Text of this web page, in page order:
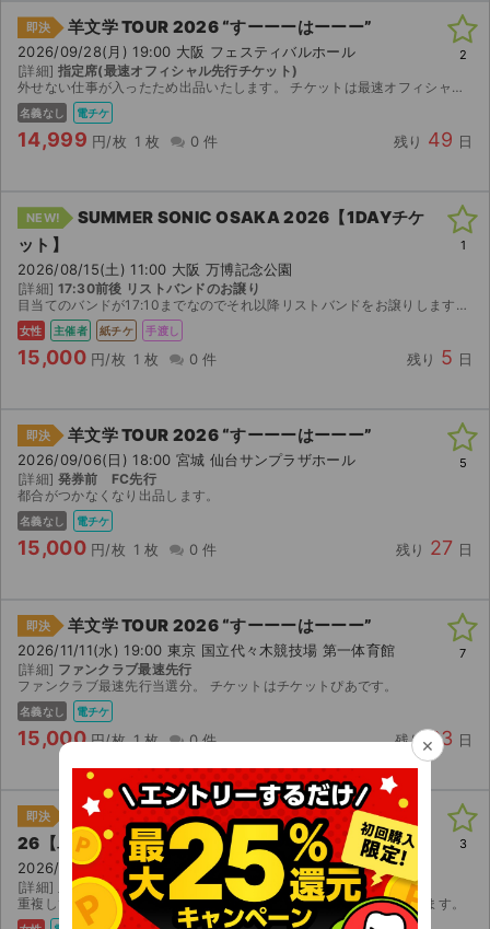
即決 羊文学 TOUR 2026 “すーーーはーーー”
2026/09/28(月) 19:00 大阪 フェスティバルホール
[詳細] 指定席(最速オフィシャル先行チケット)
外せない仕事が入ったため出品いたします。 チケットは最速オフィシャル先行で取ったものです。 チケットぴあより電子チケットを分配いたします。 分配開始は公演1週間前の9月21日10時からですので、...
名義なし 電チケ
14,999 円/枚 1 枚 0 件 残り 49 日
2
NEW!
SUMMER SONIC OSAKA 2026【1DAYチケ
ット】
2026/08/15(土) 11:00 大阪 万博記念公園
[詳細] 17:30前後 リストバンドのお譲り
目当てのバンドが17:10までなのでそれ以降リストバンドをお譲りします。また、他でも出品している為お取引の前に一度コメントいただけたらと思います。よろしくお願いいたします。
女性 主催者 紙チケ 手渡し
15,000 円/枚 1 枚 0 件 残り 5 日
1
即決 羊文学 TOUR 2026 “すーーーはーーー”
2026/09/06(日) 18:00 宮城 仙台サンプラザホール
[詳細] 発券前 FC先行
都合がつかなくなり出品します。
名義なし 電チケ
15,000 円/枚 1 枚 0 件 残り 27 日
5
即決 羊文学 TOUR 2026 “すーーーはーーー”
2026/11/11(水) 19:00 東京 国立代々木競技場 第一体育館
[詳細] ファンクラブ最速先行
ファンクラブ最速先行当選分。 チケットはチケットぴあです。
名義なし 電チケ
15,000 円/枚 1 枚 0 件 残り 93 日
7
即決
SPACE SHOWER SWEET LOVE SHOWER 20
26【単日券】
2026/08/29(土) 10:00 山梨 山中湖交流プラザきらら
[詳細]
席なし
重複してしまったため、出品します。 電子チケットでの分配になります。
3
×